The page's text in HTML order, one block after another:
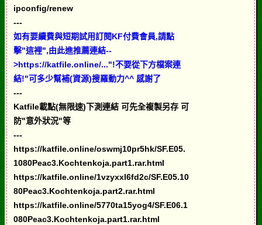
ipconfig/renew
---
如有要續費與短期試用訂閱KF付費會員,請點
擊"這裡",由此進推薦連結--
>https://katfile.online/..."!不要從下方檔案連
結!"可多少幫補(資源)搜羅動力^^ 感謝了
---
Katfile載點(無限速)下測連結 可先全複製另存 可
防"意外狀況"等
---
https://katfile.online/oswmj10pr5hk/SF.E05.
1080Peac3.Kochtenkoja.part1.rar.html
https://katfile.online/1vzyxxl6fd2c/SF.E05.10
80Peac3.Kochtenkoja.part2.rar.html
https://katfile.online/5770ta15yog4/SF.E06.1
080Peac3.Kochtenkoja.part1.rar.html